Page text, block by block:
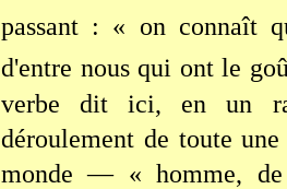
passant : « on connaît
d'entre nous qui ont le
verbe dit ici, en un
déroulement de toute
monde — « homme,